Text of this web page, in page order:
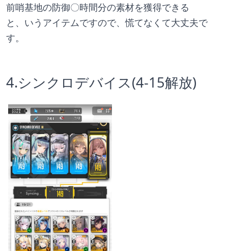
前哨基地の防御〇時間分の素材を獲得できる
と、いうアイテムですので、慌てなくて大丈夫で
す。
4.シンクロデバイス(4-15解放)